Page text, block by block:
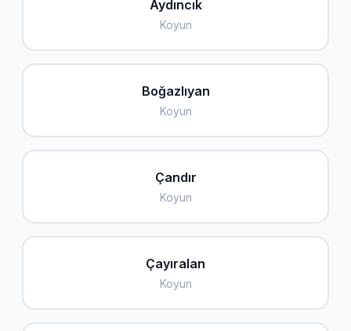
Aydıncık
Koyun
Boğazlıyan
Koyun
Çandır
Koyun
Çayıralan
Koyun